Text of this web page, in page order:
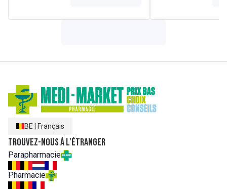
---
BE Français
Trouvez-nous à l'étranger
Parapharmacie
Pharmacie